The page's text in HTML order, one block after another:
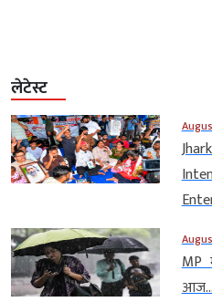
लेटेस्ट
MP